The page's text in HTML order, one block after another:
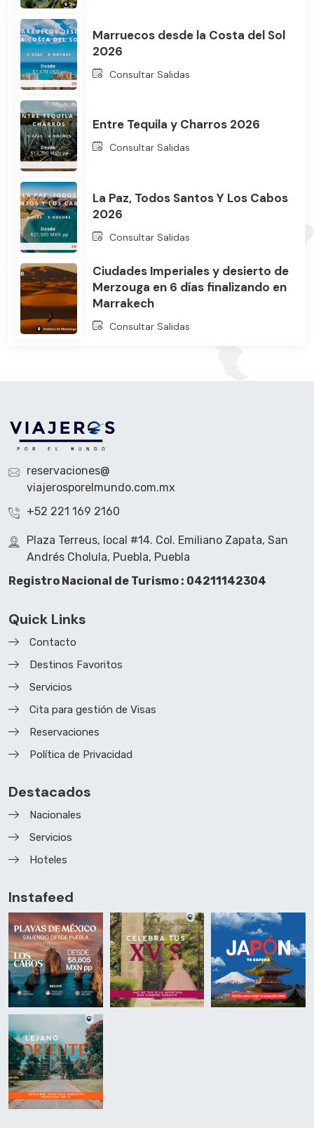
Marruecos desde la Costa del Sol
2026
Consultar Salidas
Entre Tequila y Charros 2026
Consultar Salidas
La Paz, Todos Santos Y Los Cabos
2026
Consultar Salidas
Ciudades Imperiales y desierto de
Merzouga en 6 días finalizando en
Marrakech
Consultar Salidas
reservaciones@
viajerosporelmundo.com.mx
+52 221 169 2160
Plaza Terreus, local #14. Col. Emiliano Zapata, San
Andrés Cholula, Puebla, Puebla
Registro Nacional de Turismo : 04211142304
Quick Links
Contacto
Destinos Favoritos
Servicios
Cita para gestión de Visas
Reservaciones
Política de Privacidad
Destacados
Nacionales
Servicios
Hoteles
Instafeed